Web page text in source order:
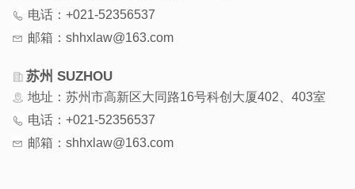
电话：+021-52356537
邮箱：shhxlaw@163.com
苏州 SUZHOU
地址：苏州市高新区大同路16号科创大厦402、403室
电话：+021-52356537
邮箱：shhxlaw@163.com